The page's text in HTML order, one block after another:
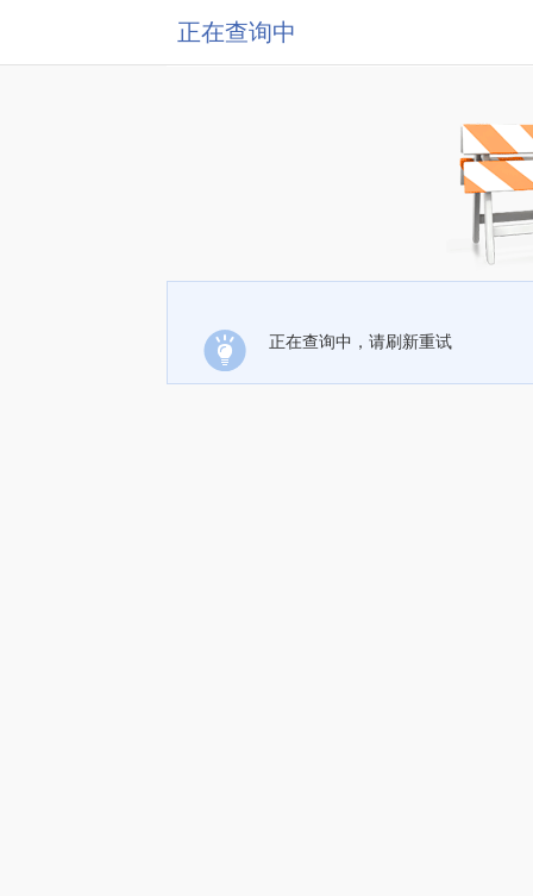
正在查询中
正在查询中，请刷新重试